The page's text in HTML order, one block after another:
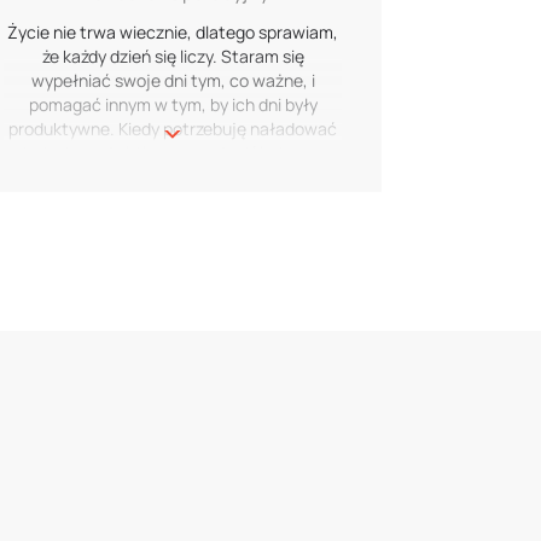
Życie nie trwa wiecznie, dlatego sprawiam,
że każdy dzień się liczy. Staram się
wypełniać swoje dni tym, co ważne, i
pomagać innym w tym, by ich dni były
produktywne. Kiedy potrzebuję naładować
wspomnienia, które będziemy pielęgnować
na zawsze. Odkrywamy nowe miejsca,
bawimy się i żyjemy chwilą.